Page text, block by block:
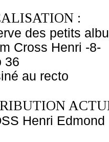
:
des petits
Cross Henri -8-
36
au recto
Henri Edmond